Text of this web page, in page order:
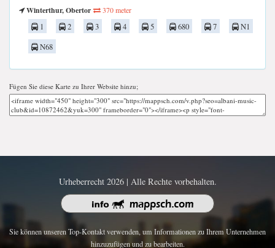
Winterthur, Obertor
370 meter
1 2 3 4 5 680 7
N1
N68
Fügen Sie diese Karte zu Ihrer Website hinzu;
Urheberrecht 2026 | Alle Rechte vorbehalten.
Sie können unseren Top-Kontakt verwenden, um Informationen zu Ihrem Unternehmen
hinzuzufügen und zu bearbeiten.